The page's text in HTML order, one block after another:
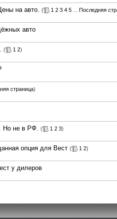
на авто. ( 1 2 3 4 5
Последняя
авто
( 1 2)
страница)
Но не в РФ. ( 1 2 3)
опция для Вест ( 1 2)
у дилеров